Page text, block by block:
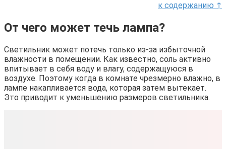
к содержанию ↑
От чего может течь лампа?
Светильник может потечь только из-за избыточной
влажности в помещении. Как известно, соль активно
впитывает в себя воду и влагу, содержащуюся в
воздухе. Поэтому когда в комнате чрезмерно влажно, в
лампе накапливается вода, которая затем вытекает.
Это приводит к уменьшению размеров светильника.